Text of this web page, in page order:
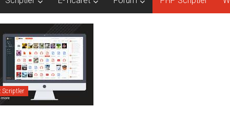
Scriptler